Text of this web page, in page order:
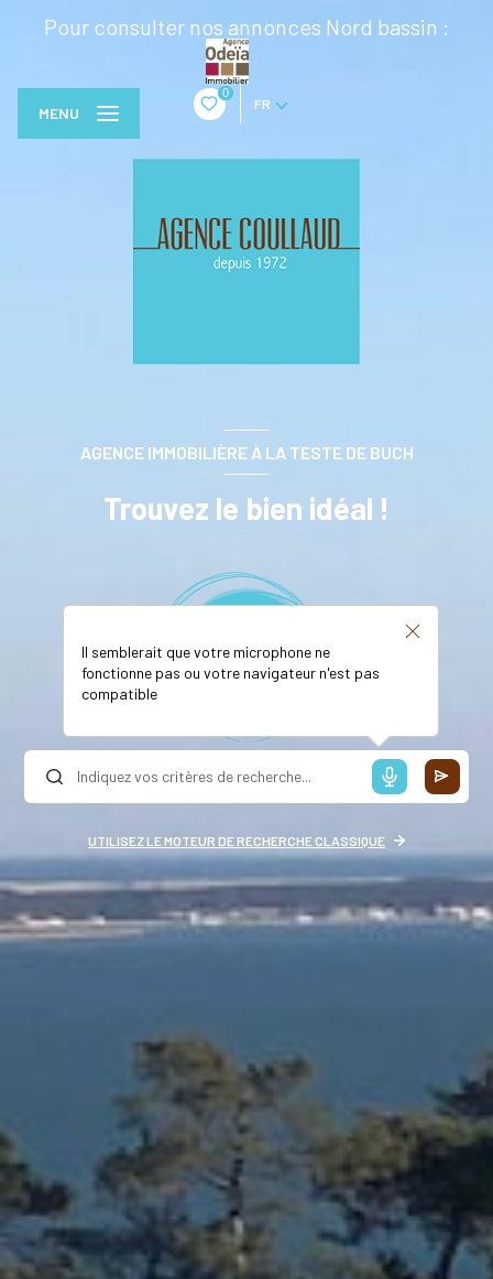
Pour consulter nos annonces Nord bassin :
0
FR
MENU
AGENCE IMMOBILIÈRE À LA TESTE DE BUCH
Trouvez le bien idéal !
Il semblerait que votre microphone ne
fonctionne pas ou votre navigateur n'est pas
compatible
UTILISEZ LE MOTEUR DE RECHERCHE CLASSIQUE